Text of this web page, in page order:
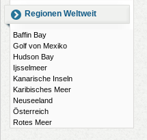
Regionen Weltweit
Baffin Bay
Golf von Mexiko
Hudson Bay
Ijsselmeer
Kanarische Inseln
Karibisches Meer
Neuseeland
Österreich
Rotes Meer